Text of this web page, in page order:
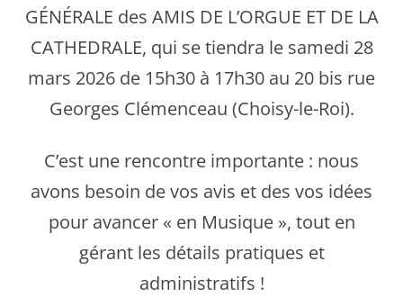
GÉNÉRALE des AMIS DE L’ORGUE ET DE LA
CATHEDRALE, qui se tiendra le samedi 28
mars 2026 de 15h30 à 17h30 au 20 bis rue
Georges Clémenceau (Choisy-le-Roi).
C’est une rencontre importante : nous
avons besoin de vos avis et des vos idées
pour avancer « en Musique », tout en
gérant les détails pratiques et
administratifs !